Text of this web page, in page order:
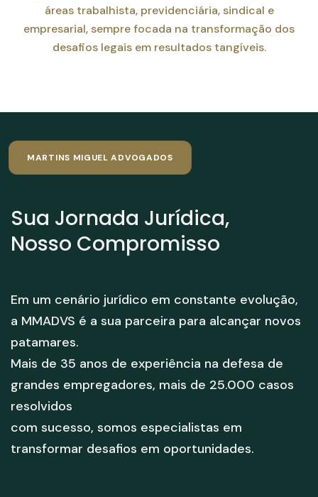
áreas trabalhista, previdenciária, sindical e
empresarial, sempre focada na transformação dos
desafios legais em resultados tangíveis.
MARTINS MIGUEL ADVOGADOS
Sua Jornada Jurídica,
Nosso Compromisso
Em um cenário jurídico em constante evolução,
a MMADVS é a sua parceira para alcançar novos
patamares.
Mais de 35 anos de experiência na defesa de
grandes empregadores, mais de 25.000 casos
resolvidos
com sucesso, somos especialistas em
transformar desafios em oportunidades.